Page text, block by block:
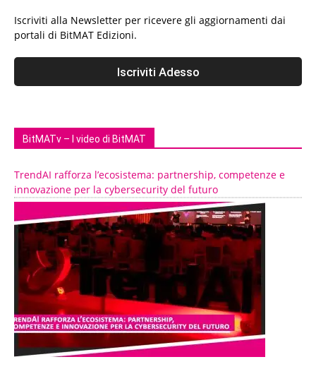
Iscriviti alla Newsletter per ricevere gli aggiornamenti dai
portali di BitMAT Edizioni.
BitMATv – I video di BitMAT
TrendAI rafforza l’ecosistema: partnership, competenze e
innovazione per la cybersecurity del futuro